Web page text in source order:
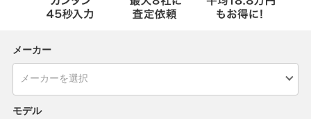
メーカー
モデル